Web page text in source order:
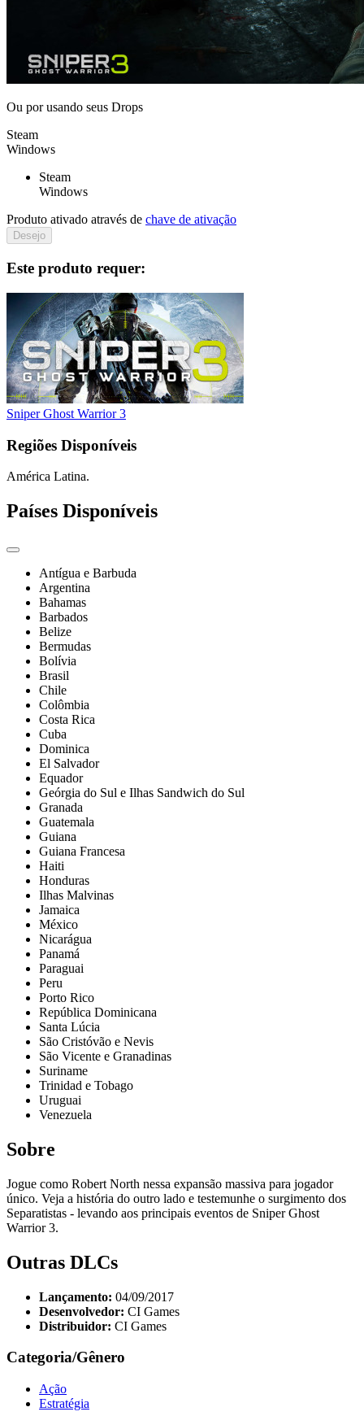
Ou porusando seus Drops
Steam
Windows
Steam
Windows
Produto ativado através de chave de ativação
Desejo
Este produto requer:
Sniper Ghost Warrior 3
Regiões Disponíveis
América Latina.
Países Disponíveis
Antígua e Barbuda
Argentina
Bahamas
Barbados
Belize
Bermudas
Bolívia
Brasil
Chile
Colômbia
Costa Rica
Cuba
Dominica
El Salvador
Equador
Geórgia do Sul e Ilhas Sandwich do Sul
Granada
Guatemala
Guiana
Guiana Francesa
Haiti
Honduras
Ilhas Malvinas
Jamaica
México
Nicarágua
Panamá
Paraguai
Peru
Porto Rico
República Dominicana
Santa Lúcia
São Cristóvão e Nevis
São Vicente e Granadinas
Suriname
Trinidad e Tobago
Uruguai
Venezuela
Sobre
Jogue como Robert North nessa expansão massiva para jogador
único. Veja a história do outro lado e testemunhe o surgimento dos
Separatistas - levando aos principais eventos de Sniper Ghost
Warrior 3.
Outras DLCs
Lançamento: 04/09/2017
Desenvolvedor: CI Games
Distribuidor: CI Games
Categoria/Gênero
Ação
Estratégia